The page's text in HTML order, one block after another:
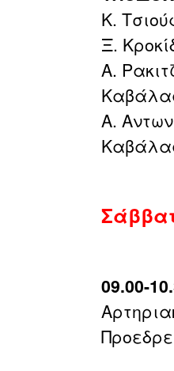
Κ.
Ξ.
Α.
Α.
09.00-